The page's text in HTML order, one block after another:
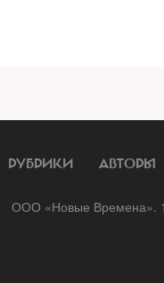
РУБРИКИ АВТОРЫ
ООО «Новые Времена».